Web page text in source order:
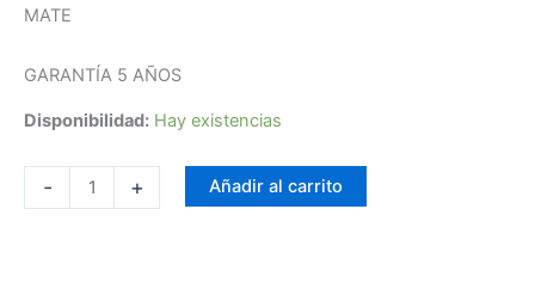
MATE
GARANTÍA 5 AÑOS
Disponibilidad: Hay existencias
- + Añadir al carrito